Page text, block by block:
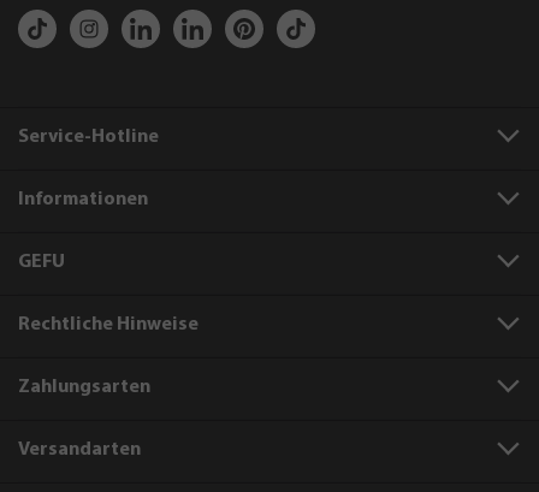
Service-Hotline
Informationen
GEFU
Rechtliche Hinweise
Zahlungsarten
Versandarten